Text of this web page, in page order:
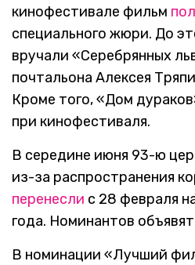
кинофестивале фильм
специального жюри. До
вручали «Серебрянных
почтальона Алексея
Кроме того, «Дом
при кинофестиваля.
В середине июня 93-ю
из-за распространения
перенесли с 28 февраля
года. Номинантов
В номинации «Лучший